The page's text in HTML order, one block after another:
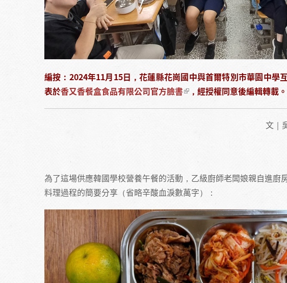
編按：2024年11月15日，花蓮縣花崗國中與首爾特別市華園中學
表於香又香餐盒食品有限公司官方臉書 ，經授權同意後編輯轉載。
文｜
為了這場供應韓國學校營養午餐的活動，乙級廚師老闆娘親自進廚
料理過程的簡要分享（省略辛酸血淚數萬字）：